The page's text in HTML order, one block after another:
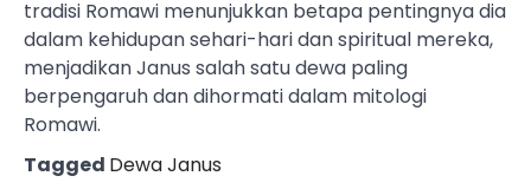
tradisi Romawi menunjukkan betapa pentingnya dia
dalam kehidupan sehari-hari dan spiritual mereka,
menjadikan Janus salah satu dewa paling
berpengaruh dan dihormati dalam mitologi
Romawi.
Tagged Dewa Janus